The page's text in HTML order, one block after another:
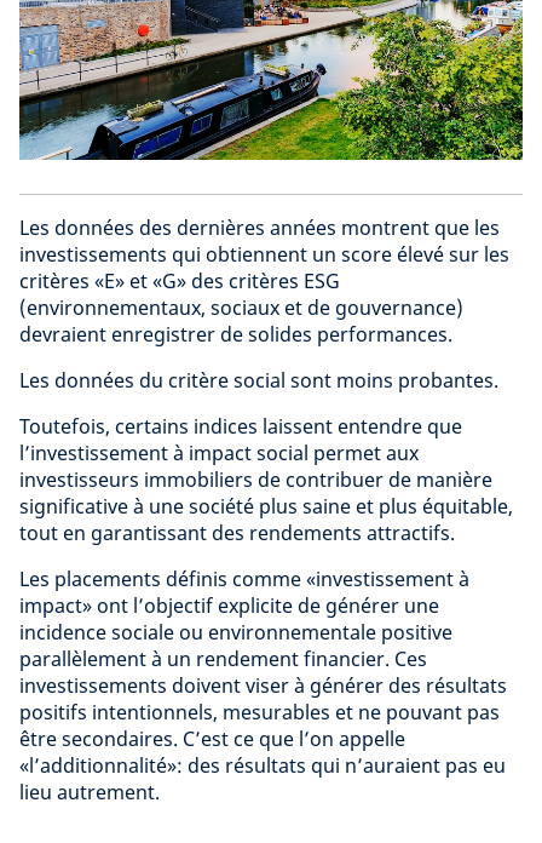
Les données des dernières années montrent que les
investissements qui obtiennent un score élevé sur les
critères «E» et «G» des critères ESG
(environnementaux, sociaux et de gouvernance)
devraient enregistrer de solides performances.
Les données du critère social sont moins probantes.
Toutefois, certains indices laissent entendre que
l’investissement à impact social permet aux
investisseurs immobiliers de contribuer de manière
significative à une société plus saine et plus équitable,
tout en garantissant des rendements attractifs.
Les placements définis comme «investissement à
impact» ont l’objectif explicite de générer une
incidence sociale ou environnementale positive
parallèlement à un rendement financier. Ces
investissements doivent viser à générer des résultats
positifs intentionnels, mesurables et ne pouvant pas
être secondaires. C’est ce que l’on appelle
«l’additionnalité»: des résultats qui n’auraient pas eu
lieu autrement.